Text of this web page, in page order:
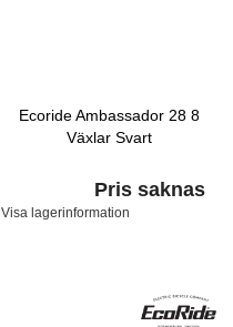
Ecoride Ambassador 28 8
Växlar Svart
Pris saknas
Visa lagerinformation